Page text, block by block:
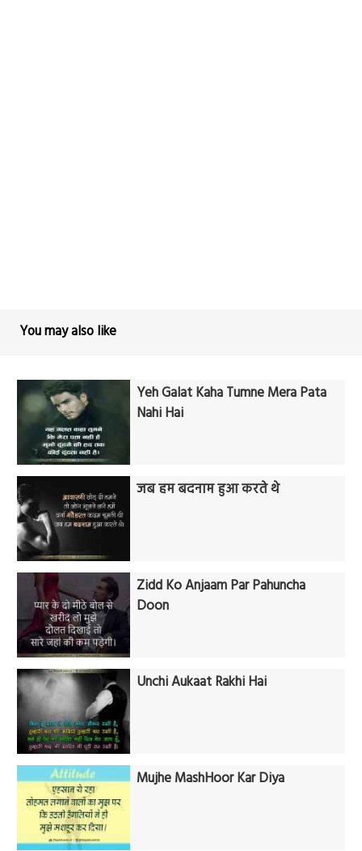
You may also like
Yeh Galat Kaha Tumne Mera Pata
Nahi Hai
जब हम बदनाम हुआ करते थे
Zidd Ko Anjaam Par Pahuncha
Doon
Unchi Aukaat Rakhi Hai
Mujhe MashHoor Kar Diya